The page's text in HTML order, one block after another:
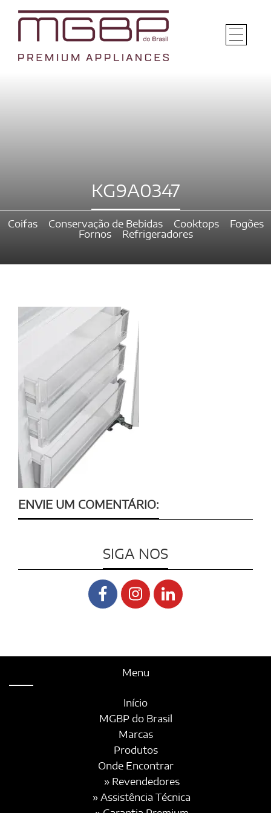
KG9A0347
Coifas Conservação de Bebidas Cooktops
Fogões
Fornos
Refrigeradores
ENVIE UM COMENTÁRIO:
SIGA NOS
Menu
Início
MGBP do Brasil
Marcas
Produtos
Onde Encontrar
» Revendedores
» Assistência Técnica